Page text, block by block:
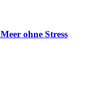
ohne Stress